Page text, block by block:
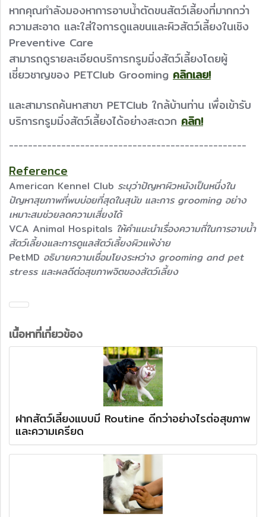
หากคุณกำลังมองหาการอาบน้ำตัดขนสัตว์เลี้ยงที่มากกว่า
ความสะอาด และใส่ใจการดูแลขนและผิวสัตว์เลี้ยงในเชิง
Preventive Care
สามารถดูรายละเอียดบริการกรูมมิ่งสัตว์เลี้ยงโดยผู้
เชี่ยวชาญของ PETClub Grooming คลิกเลย!
และสามารถค้นหาสาขา PETClub ใกล้บ้านท่าน เพื่อเข้ารับ
บริการกรูมมิ่งสัตว์เลี้ยงได้อย่างสะดวก คลิก!
--------------------------------------------------
Reference
American Kennel Club ระบุว่าปัญหาผิวหนังเป็นหนึ่งใน
ปัญหาสุขภาพที่พบบ่อยที่สุดในสุนัข และการ grooming อย่าง
เหมาะสมช่วยลดความเสี่ยงได้
VCA Animal Hospitals ให้คำแนะนำเรื่องความถี่ในการอาบน้ำ
สัตว์เลี้ยงและการดูแลสัตว์เลี้ยงผิวแพ้ง่าย
PetMD อธิบายความเชื่อมโยงระหว่าง grooming and pet
stress และผลดีต่อสุขภาพจิตของสัตว์เลี้ยง
เนื้อหาที่เกี่ยวข้อง
ฝากสัตว์เลี้ยงแบบมี Routine ดีกว่าอย่างไรต่อสุขภาพ
และความเครียด